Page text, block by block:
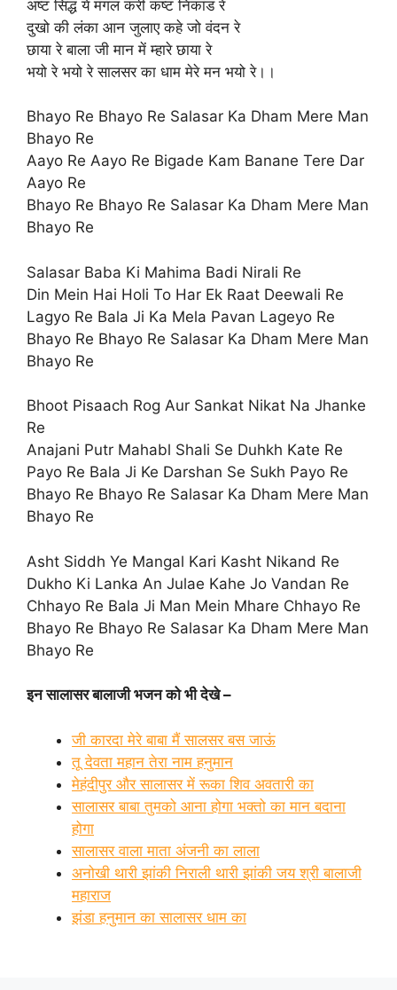
अष्ट सिद्ध ये मंगल करी कष्ट निकांड रे
दुखो की लंका आन जुलाए कहे जो वंदन रे
छाया रे बाला जी मान में म्हारे छाया रे
भयो रे भयो रे सालसर का धाम मेरे मन भयो रे।।
Bhayo Re Bhayo Re Salasar Ka Dham Mere Man
Bhayo Re
Aayo Re Aayo Re Bigade Kam Banane Tere Dar
Aayo Re
Bhayo Re Bhayo Re Salasar Ka Dham Mere Man
Bhayo Re
Salasar Baba Ki Mahima Badi Nirali Re
Din Mein Hai Holi To Har Ek Raat Deewali Re
Lagyo Re Bala Ji Ka Mela Pavan Lageyo Re
Bhayo Re Bhayo Re Salasar Ka Dham Mere Man
Bhayo Re
Bhoot Pisaach Rog Aur Sankat Nikat Na Jhanke
Re
Anajani Putr Mahabl Shali Se Duhkh Kate Re
Payo Re Bala Ji Ke Darshan Se Sukh Payo Re
Bhayo Re Bhayo Re Salasar Ka Dham Mere Man
Bhayo Re
Asht Siddh Ye Mangal Kari Kasht Nikand Re
Dukho Ki Lanka An Julae Kahe Jo Vandan Re
Chhayo Re Bala Ji Man Mein Mhare Chhayo Re
Bhayo Re Bhayo Re Salasar Ka Dham Mere Man
Bhayo Re
इन सालासर बालाजी भजन को भी देखे –
जी कारदा मेरे बाबा मैं सालसर बस जाऊं
तू देवता महान तेरा नाम हनुमान
मेहंदीपुर और सालासर में रूका शिव अवतारी का
सालासर बाबा तुमको आना होगा भक्तो का मान बदाना
होगा
सालासर वाला माता अंजनी का लाला
अनोखी थारी झांकी निराली थारी झांकी जय श्री बालाजी
महाराज
झंडा हनुमान का सालासर धाम का